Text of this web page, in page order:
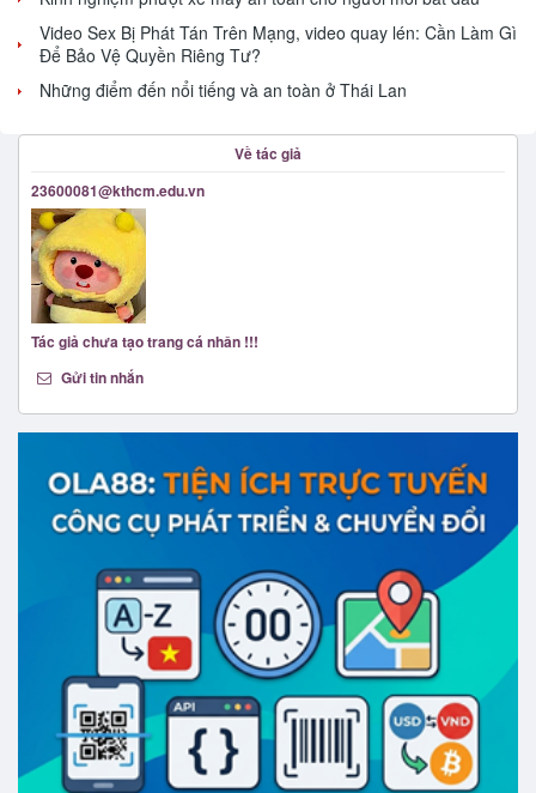
Video Sex Bị Phát Tán Trên Mạng, video quay lén: Cần Làm Gì
Để Bảo Vệ Quyền Riêng Tư?
Những điểm đến nổi tiếng và an toàn ở Thái Lan
Về tác giả
23600081@kthcm.edu.vn
Tác giả chưa tạo trang cá nhân !!!
Gửi tin nhắn